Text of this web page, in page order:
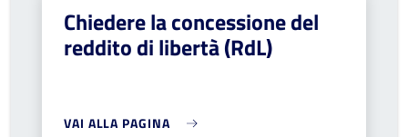
Chiedere la concessione del
reddito di libertà (RdL)
VAI ALLA PAGINA